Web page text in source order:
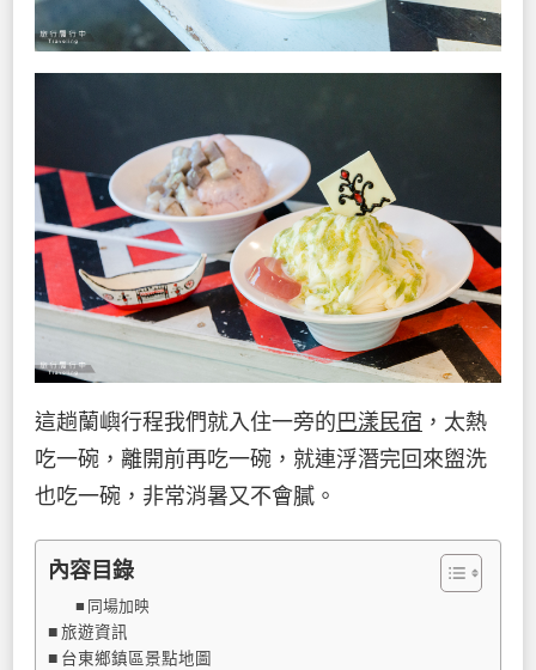
這趟蘭嶼行程我們就入住一旁的 巴漾民宿 ，太熱
吃一碗，離開前再吃一碗，就連浮潛完回來盥洗
也吃一碗，非常消暑又不會膩。
內容目錄
同場加映
旅遊資訊
台東鄉鎮區景點地圖